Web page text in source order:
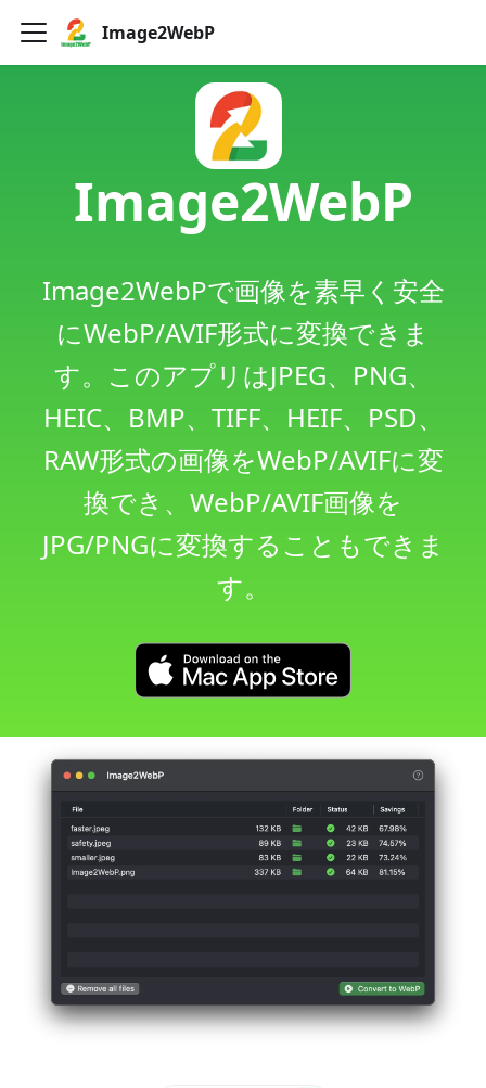
Image2WebP
Image2WebP
Image2WebPで画像を素早く安全
にWebP/AVIF形式に変換できま
す。このアプリはJPEG、PNG、
HEIC、BMP、TIFF、HEIF、PSD、
RAW形式の画像をWebP/AVIFに変
換でき、WebP/AVIF画像を
JPG/PNGに変換することもできま
す。